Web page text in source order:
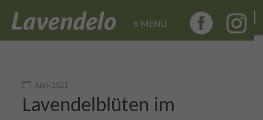
≡ MENU
≡ MENU
April 2021
Lavendelblüten im